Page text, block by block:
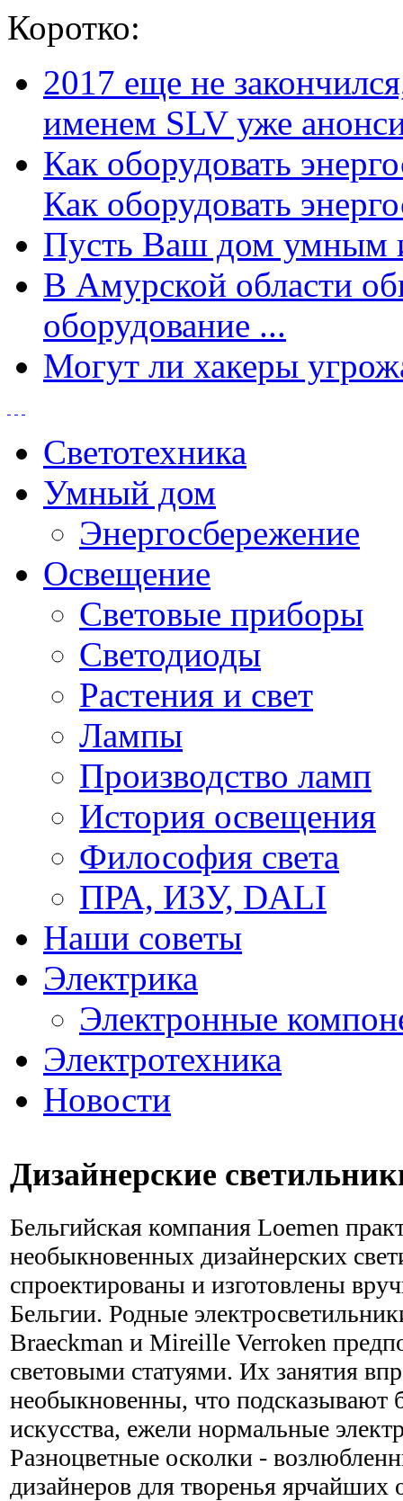
Коротко:
2017 еще не
именем SLV уже
Как оборудовать
Как оборудовать
Пусть Ваш дом умным
В Амурской области
оборудование ...
Могут ли хакеры
Светотехника
Умный дом
Энергосбережение
Освещение
Световые приборы
Светодиоды
Растения и свет
Лампы
Производство ламп
История освещения
Философия света
ПРА, ИЗУ, DALI
Наши советы
Электрика
Электронные
Электротехника
Новости
Дизайнерские
Бельгийская компания Loemen
необыкновенных дизайнерских
спроектированы и изготовлены
Бельгии. Родные
Braeckman и Mireille Verroken
световыми статуями. Их занятия
необыкновенны, что подсказывают
искусства, ежели нормальные
Разноцветные осколки -
дизайнеров для творенья ярчайших